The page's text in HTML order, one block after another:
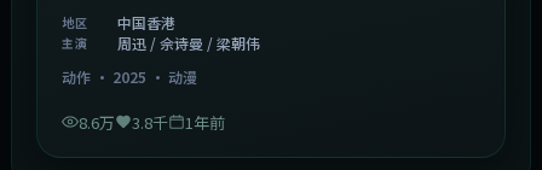
地区 中国香港
主演
周迅 / 佘诗曼 / 梁朝伟
动作· 2025 · 动漫
8.6万 3.8千 1年前